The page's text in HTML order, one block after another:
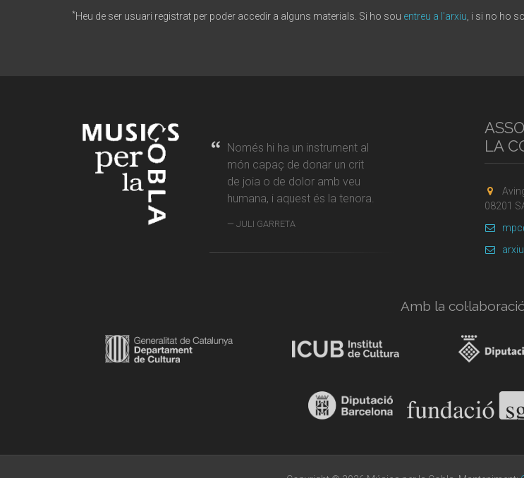
*Heu de ser usuari registrat per poder accedir a alguns materials. Si ho sou entreu a l'arxiu , i si no ho
Només hi ha un instrument al
món capaç de donar un crit
de joia o de dolor amb veu
humana, i aquest és la tenora.
JULI GARRETA
LA
08201
Amb la